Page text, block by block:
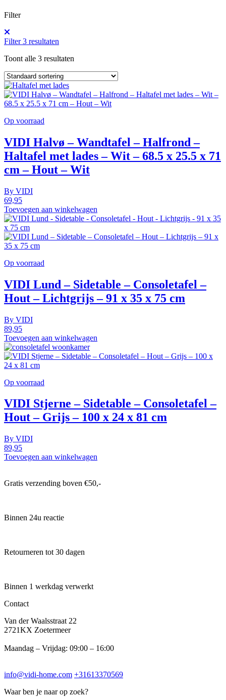
Filter
Filter3 resultaten
Toont alle 3 resultaten
Op voorraad
VIDI Halvø – Wandtafel – Halfrond –
Haltafel met lades – Wit – 68.5 x 25.5 x 71
cm – Hout – Wit
By VIDI
69,95
Toevoegen aan winkelwagen
Op voorraad
VIDI Lund – Sidetable – Consoletafel –
Hout – Lichtgrijs – 91 x 35 x 75 cm
By VIDI
89,95
Toevoegen aan winkelwagen
Op voorraad
VIDI Stjerne – Sidetable – Consoletafel –
Hout – Grijs – 100 x 24 x 81 cm
By VIDI
89,95
Toevoegen aan winkelwagen
Gratis verzending boven €50,-
Binnen 24u reactie
Retourneren tot 30 dagen
Binnen 1 werkdag verwerkt
Contact
Van der Waalsstraat 22
2721KX Zoetermeer
Maandag – Vrijdag: 09:00 – 16:00
info@vidi-home.com +31613370569
Waar ben je naar op zoek?